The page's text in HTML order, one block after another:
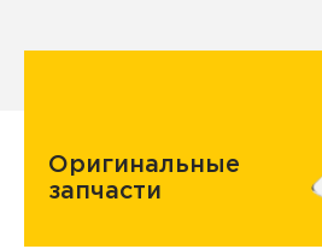
Оригинальные
запчасти